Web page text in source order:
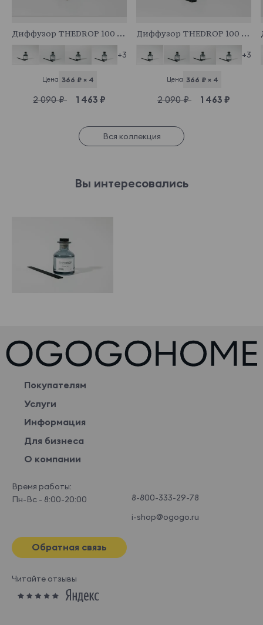
Диффузор THEDROP 100 мл, аромат табак и ваниль
+3
Цена 366 ₽ × 4
2 090 ₽ 1 463 ₽
Диффузор THEDROP 100 мл, аромат виноград и лемонграсс
+3
Цена 366 ₽ × 4
2 090 ₽ 1 463 ₽
Вся коллекция
Вы интересовались
Покупателям
Услуги
Информация
Для бизнеса
О компании
Время работы:
Пн-Вс - 8:00-20:00
8-800-333-29-78
i-shop@ogogo.ru
Обратная связь
Читайте отзывы